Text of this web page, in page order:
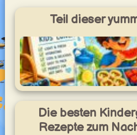
Teil dieser
Hitzefrei-Küche
kinderfreundlich, gut vorzubereiten
Kinder früher nach Hause
yummy.world
Die besten
Rezepte zum